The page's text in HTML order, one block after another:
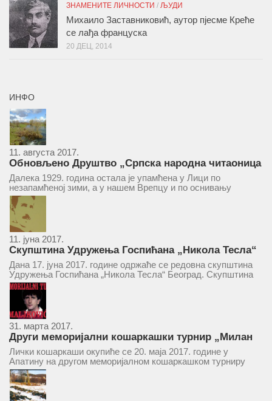
ЗНАМЕНИТЕ ЛИЧНОСТИ / ЉУДИ
Михаило Заставниковић, аутор пјесме Креће
се лађа француска
20 ДЕЦ, 2014
ИНФО
11. августа 2017.
Обновљено Друштво „Српска народна читаоница
и књижница“ у Врепцу
Далека 1929. година остала је упамћена у Лици по
незапамћеној зими, а у нашем Врепцу и по оснивању
Друштва „Српска народна читаоница и књижница у
Врепцу“. Потакнути потребом за културним и духовним
уздизањем група...
11. јуна 2017.
Скупштина Удружења Госпићана „Никола Тесла“
у суботу 17. јуна 2017.
Дана 17. јуна 2017. године одржаће се редовна скупштина
Удружења Госпићана „Никола Тесла“ Београд. Скупштина
ће се одржати у простору ресторана „Тесла“, Савски трг бр.
9 Београд, у 11 часова. За Скупштину је предложен...
31. марта 2017.
Други меморијални кошаркашки турнир „Милан
Маљковић Маљак“ у Апатину 20. маја 2017.
Лички кошаркаши окупиће се 20. маја 2017. године у
Апатину на другом меморијалном кошаркашком турниру
„Милан Маљковић Маљак“. Као и прошле године,
учествоваће екипе Госпића, Личког Осика, Плашког, као и
комбинована екипа кошаркаша из...